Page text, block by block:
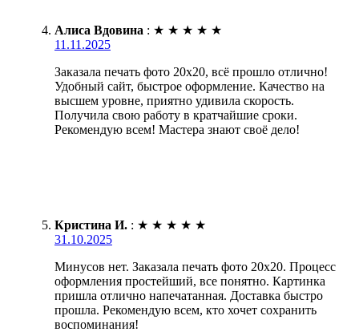
Алиса Вдовина : ★ ★ ★ ★ ★
11.11.2025
Заказала печать фото 20х20, всё прошло отлично!
Удобный сайт, быстрое оформление. Качество на
высшем уровне, приятно удивила скорость.
Получила свою работу в кратчайшие сроки.
Рекомендую всем! Мастера знают своё дело!
Кристина И. : ★ ★ ★ ★ ★
31.10.2025
Минусов нет. Заказала печать фото 20х20. Процесс
оформления простейший, все понятно. Картинка
пришла отлично напечатанная. Доставка быстро
прошла. Рекомендую всем, кто хочет сохранить
воспоминания!